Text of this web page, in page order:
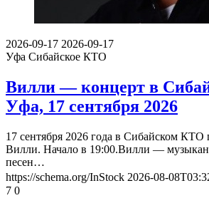
2026-09-17 2026-09-17
Уфа Сибайское КТО
Вилли — концерт в
Уфа, 17 сентября 2026
17 сентября 2026 года в Сибайском КТО
Вилли. Начало в 19:00.Вилли —
песен…
https://schema.org/InStock 2026-08-
7 0